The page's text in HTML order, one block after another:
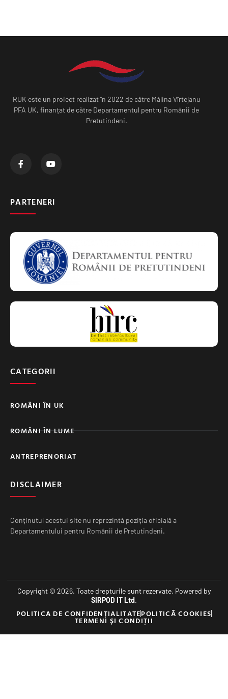
RUK este un proiect realizat în 2022 de către Mălina Vîrtejanu
PFA UK, finanțat de către Departamentul pentru Românii de
Pretutindeni.
PARTENERI
CATEGORII
ROMÂNI ÎN UK
ROMÂNI ÎN LUME
ANTREPRENORIAT
DISCLAIMER
Conținutul acestui site nu reprezintă poziția oficială a
Departamentului pentru Românii de Pretutindeni.
Copyright © 2026. Toate drepturile sunt rezervate. Powered by
SIRPOD IT Ltd.
POLITICA DE CONFIDENȚIALITATEPOLITICĂ COOKIES
TERMENI ȘI CONDIȚII